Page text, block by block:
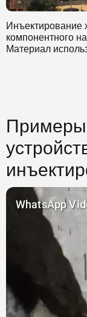
компонентного
Материал
Примеры